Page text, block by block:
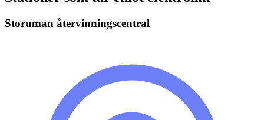
Storuman återvinningscentral